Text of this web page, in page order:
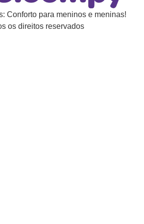
Conforto para meninos e meninas!
os direitos reservados